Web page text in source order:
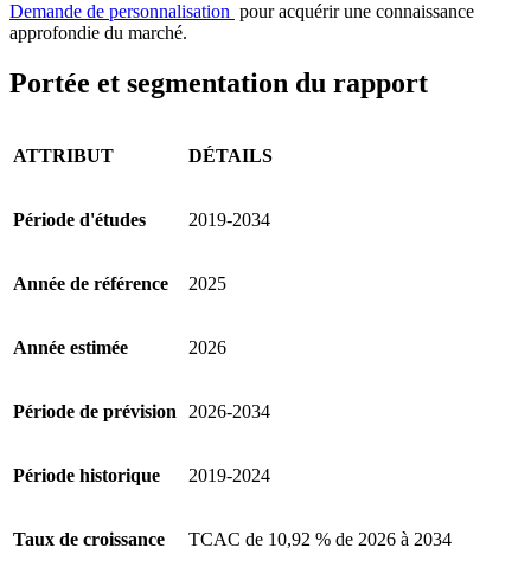
Demande de personnalisation pour acquérir une connaissance
approfondie du marché.
Portée et segmentation du rapport
ATTRIBUT DÉTAILS
Période d'études 2019-2034
Année de référence 2025
Année estimée 2026
Période de prévision 2026-2034
Période historique 2019-2024
Taux de croissance TCAC de 10,92 % de 2026 à 2034